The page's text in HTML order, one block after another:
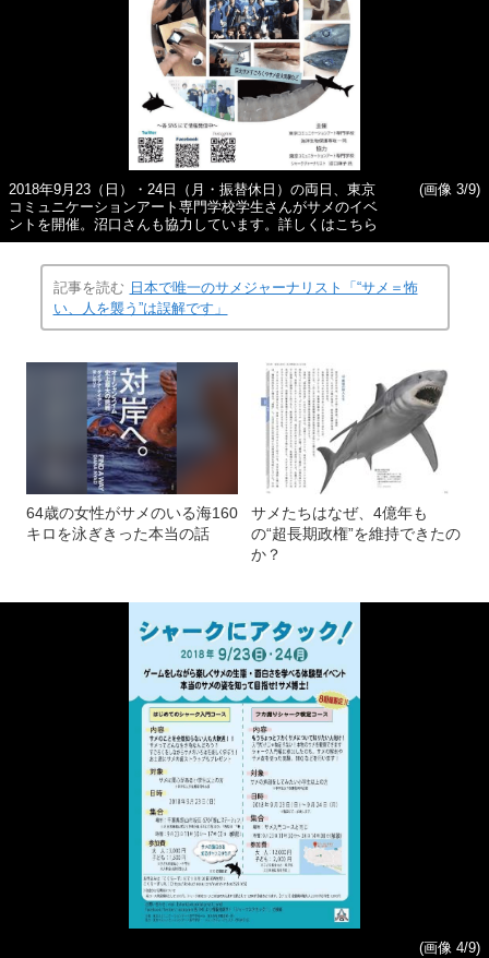
2018年9月23（日）・24日（月・振替休日）の両日、東京
コミュニケーションアート専門学校学生さんがサメのイベ
ントを開催。沼口さんも協力しています。詳しくはこちら
(画像 3/9)
記事を読む 日本で唯一のサメジャーナリスト「“サメ＝怖
い、人を襲う”は誤解です」
64歳の女性がサメのいる海160
キロを泳ぎきった本当の話
サメたちはなぜ、4億年も
の“超長期政権”を維持できたの
か？
(画像 4/9)